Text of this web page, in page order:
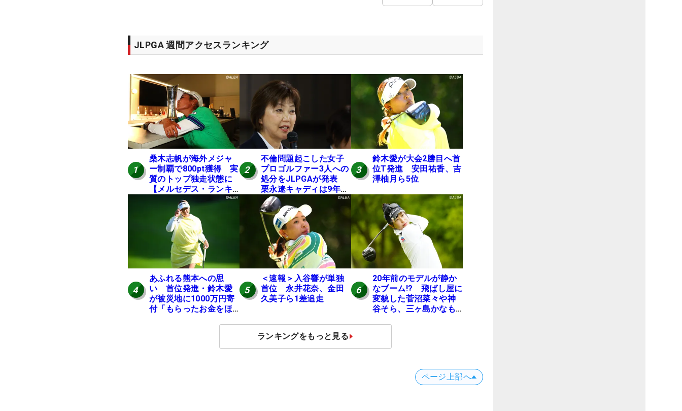
JLPGA 週間アクセスランキング
1
桑木志帆が海外メジャ
ー制覇で800pt獲得 実
質のトップ独走状態に
【メルセデス・ランキ
ング番外編】
2
不倫問題起こした女子
プロゴルファー3人への
処分をJLPGAが発表
栗永遼キャディは9年間
の立ち入り禁止
3
鈴木愛が大会2勝目へ首
位T発進 安田祐香、吉
澤柚月ら5位
4
あふれる熊本への思
い 首位発進・鈴木愛
が被災地に1000万円寄
付「もらったお金をほ
5
＜速報＞入谷響が単独
首位 永井花奈、金田
久美子ら1差追走
6
20年前のモデルが静か
なブーム!? 飛ばし屋に
変貌した菅沼菜々や神
谷そら、三ヶ島かなも
ランキングをもっと見る
ページ上部へ